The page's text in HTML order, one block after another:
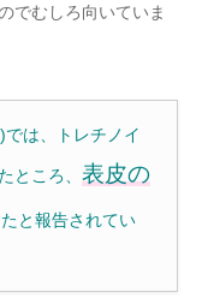
でむしろ向いていま
は、トレチノイ
ところ、 表皮の
たと報告されてい